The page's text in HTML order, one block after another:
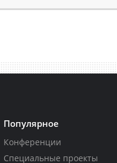
Популярное
Конференции
Специальные проекты